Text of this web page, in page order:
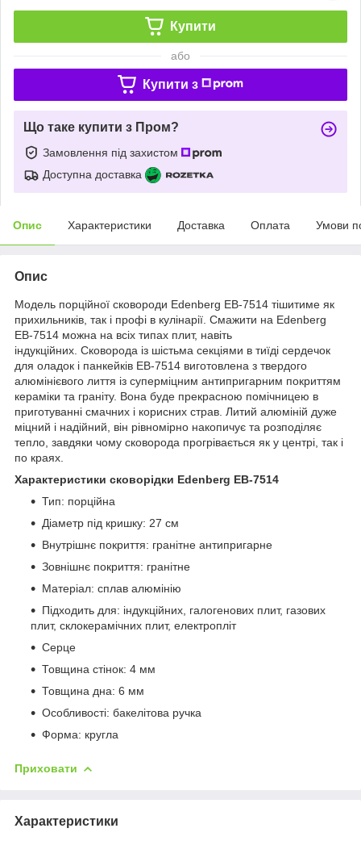
Купити
або
Купити з
Що таке купити з Пром?
Замовлення під захистом
Доступна доставка
Опис Характеристики Доставка Оплата Умови
Опис
Модель порційної сковороди Edenberg EB-7514 тішитиме як
прихильників, так і профі в кулінарії. Смажити на Edenberg
EB-7514 можна на всіх типах плит, навіть
індукційних. Сковорода із шістьма секціями в тиїді сердечок
для оладок і панкейків EB-7514 виготовлена з твердого
алюмінієвого лиття із суперміцним антипригарним покриттям
кераміки та граніту. Вона буде прекрасною помічницею в
приготуванні смачних і корисних страв. Литий алюміній дуже
міцний і надійний, він рівномірно накопичує та розподіляє
тепло, завдяки чому сковорода прогрівається як у центрі, так і
по краях.
Характеристики сковорідки Edenberg EB-7514
Тип: порційна
Діаметр під кришку: 27 см
Внутрішнє покриття: гранітне антипригарне
Зовнішнє покриття: гранітне
Матеріал: сплав алюмінію
Підходить для: індукційних, галогенових плит, газових
плит, склокерамічних плит, електропліт
Серце
Товщина стінок: 4 мм
Товщина дна: 6 мм
Особливості: бакелітова ручка
Форма: кругла
Приховати
Характеристики